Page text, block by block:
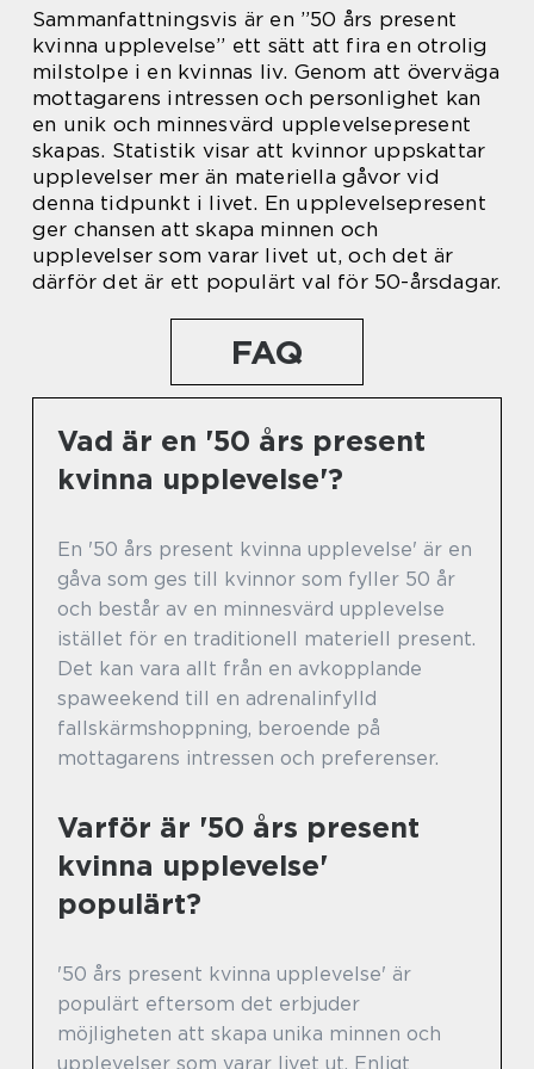
Sammanfattningsvis är en ”50 års present
kvinna upplevelse” ett sätt att fira en otrolig
milstolpe i en kvinnas liv. Genom att överväga
mottagarens intressen och personlighet kan
en unik och minnesvärd upplevelsepresent
skapas. Statistik visar att kvinnor uppskattar
upplevelser mer än materiella gåvor vid
denna tidpunkt i livet. En upplevelsepresent
ger chansen att skapa minnen och
upplevelser som varar livet ut, och det är
därför det är ett populärt val för 50-årsdagar.
FAQ
Vad är en '50 års present
kvinna upplevelse'?
En '50 års present kvinna upplevelse' är en
gåva som ges till kvinnor som fyller 50 år
och består av en minnesvärd upplevelse
istället för en traditionell materiell present.
Det kan vara allt från en avkopplande
spaweekend till en adrenalinfylld
fallskärmshoppning, beroende på
mottagarens intressen och preferenser.
Varför är '50 års present
kvinna upplevelse'
populärt?
'50 års present kvinna upplevelse' är
populärt eftersom det erbjuder
möjligheten att skapa unika minnen och
upplevelser som varar livet ut. Enligt